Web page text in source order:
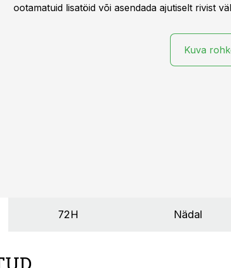
ootamatuid lisatöid või asendada ajutiselt rivist
Kuva
72H Nädal